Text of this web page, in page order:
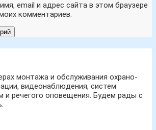
email и адрес сайта в этом браузере
комментариев.
монтажа и обслуживания охрано-
видеонаблюдения, систем
и речегого оповещения. Будем рады с